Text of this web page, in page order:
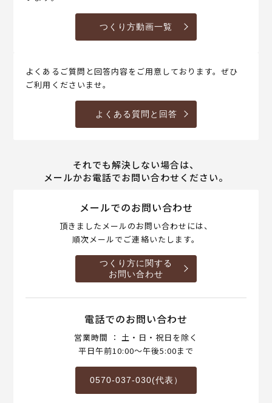
つくり方動画一覧
よくあるご質問と回答内容をご用意しております。ぜひ
ご利用くださいませ。
よくある質問と回答
それでも解決しない場合は、
メールかお電話でお問い合わせください。
メールでのお問い合わせ
頂きましたメールのお問い合わせには、
順次メールでご連絡いたします。
つくり方に関する
お問い合わせ
電話でのお問い合わせ
営業時間 ： 土・日・祝日を除く
平日午前10:00～午後5:00まで
0570-037-030(代表）